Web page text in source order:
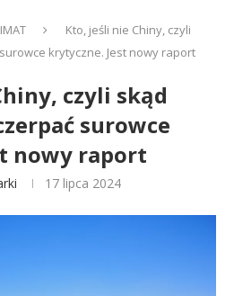
Kto, jeśli nie Chiny, czyli
krytyczne. Jest nowy raport
czyli skąd
surowce
nowy raport
17 lipca 2024